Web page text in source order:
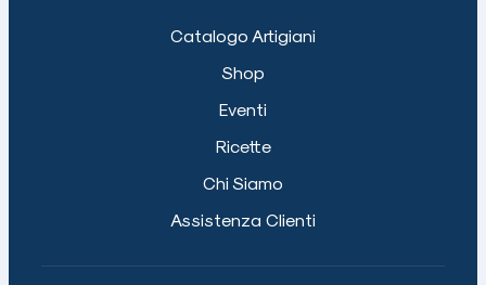
Catalogo Artigiani
Shop
Eventi
Ricette
Chi Siamo
Assistenza Clienti